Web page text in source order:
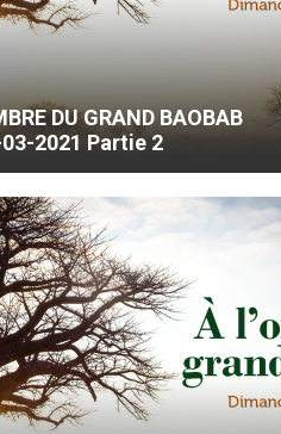
03-2021 Partie 2